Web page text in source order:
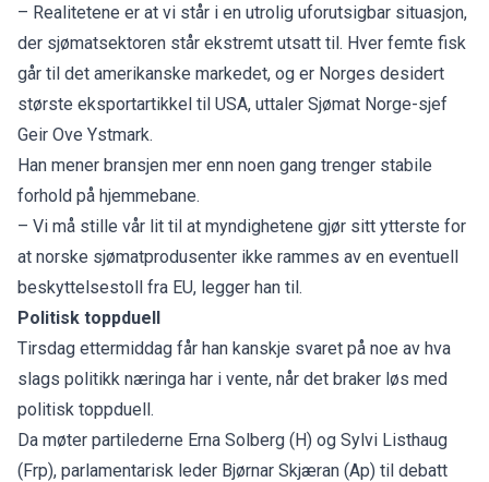
– Realitetene er at vi står i en utrolig uforutsigbar situasjon,
der sjømatsektoren står ekstremt utsatt til. Hver femte fisk
går til det amerikanske markedet, og er Norges desidert
største eksportartikkel til USA, uttaler Sjømat Norge-sjef
Geir Ove Ystmark.
Han mener bransjen mer enn noen gang trenger stabile
forhold på hjemmebane.
– Vi må stille vår lit til at myndighetene gjør sitt ytterste for
at norske sjømatprodusenter ikke rammes av en eventuell
beskyttelsestoll fra EU, legger han til.
Politisk toppduell
Tirsdag ettermiddag får han kanskje svaret på noe av hva
slags politikk næringa har i vente, når det braker løs med
politisk toppduell.
Da møter partilederne Erna Solberg (H) og Sylvi Listhaug
(Frp), parlamentarisk leder Bjørnar Skjæran (Ap) til debatt